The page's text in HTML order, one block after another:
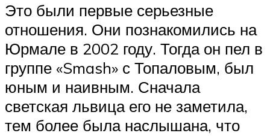
Это были первые серьезные
отношения. Они познакомились на
Юрмале в 2002 году. Тогда он пел в
группе «Smash» с Топаловым, был
юным и наивным. Сначала
светская львица его не заметила,
тем более была наслышана, что